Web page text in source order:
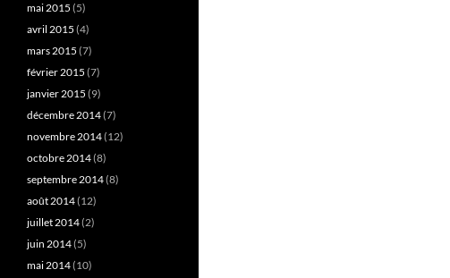
mai 2015 (5)
avril 2015 (4)
mars 2015 (7)
février 2015 (7)
janvier 2015 (9)
décembre 2014(7)
novembre 2014(12)
octobre 2014(8)
septembre 2014(8)
août 2014(12)
juillet 2014(2)
juin 2014(5)
mai 2014(10)